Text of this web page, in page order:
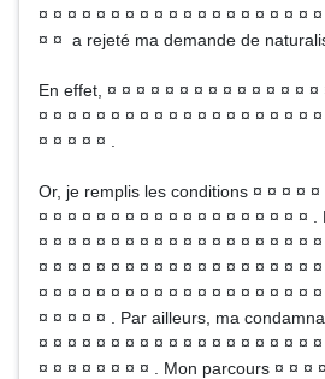
¤ ¤ ¤ ¤ ¤ ¤ ¤ ¤ ¤ ¤ ¤ ¤ ¤ ¤ ¤ ¤ ¤ ¤ ¤
¤ ¤ a rejeté ma demande de
En effet, ¤ ¤ ¤ ¤ ¤ ¤ ¤ ¤ ¤ ¤ ¤ ¤ ¤ ¤
¤ ¤ ¤ ¤ ¤ ¤ ¤ ¤ ¤ ¤ ¤ ¤ ¤ ¤ ¤ ¤ ¤ ¤ ¤
¤ ¤ ¤ ¤ ¤ .
Or, je remplis les conditions ¤ ¤ ¤ ¤
¤ ¤ ¤ ¤ ¤ ¤ ¤ ¤ ¤ ¤ ¤ ¤ ¤ ¤ ¤ ¤ ¤ ¤ ¤ .
¤ ¤ ¤ ¤ ¤ ¤ ¤ ¤ ¤ ¤ ¤ ¤ ¤ ¤ ¤ ¤ ¤ ¤ ¤
¤ ¤ ¤ ¤ ¤ ¤ ¤ ¤ ¤ ¤ ¤ ¤ ¤ ¤ ¤ ¤ ¤ ¤ ¤
¤ ¤ ¤ ¤ ¤ ¤ ¤ ¤ ¤ ¤ ¤ ¤ ¤ ¤ ¤ ¤ ¤ ¤ ¤
¤ ¤ ¤ ¤ ¤ . Par ailleurs, ma
¤ ¤ ¤ ¤ ¤ ¤ ¤ ¤ ¤ ¤ ¤ ¤ ¤ ¤ ¤ ¤ ¤ ¤ ¤
¤ ¤ ¤ ¤ ¤ ¤ ¤ ¤ . Mon parcours ¤ ¤ ¤